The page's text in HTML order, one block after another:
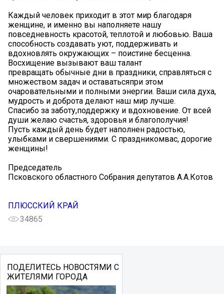
Каждый человек приходит в этот мир благодаря
женщине, и именно вы наполняете нашу
повседневность красотой, теплотой и любовью. Ваша
способность создавать уют, поддерживать и
вдохновлять окружающих – поистине бесценна.
Восхищение вызывают ваш талант
превращать обычные дни в праздники, справляться с
множеством задач и оставатьсяпри этом
очаровательными и полными энергии. Ваши сила духа,
мудрость и доброта делают наш мир лучше.
Спасибо за заботу,поддержку и вдохновение. От всей
души желаю счастья, здоровья и благополучия!
Пусть каждый день будет наполнен радостью,
улыбками и свершениями. С праздникомвас, дорогие
женщины!
Председатель
Псковского областного Собрания депутатов А.А.Котов
ПЛЮССКИЙ КРАЙ
34865
ПОДЕЛИТЕСЬ НОВОСТЯМИ С
ЖИТЕЛЯМИ ГОРОДА